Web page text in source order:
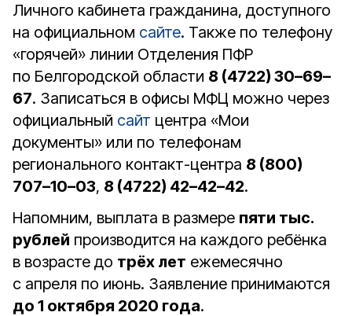
Личного кабинета гражданина, доступного
на официальном сайте. Также по телефону
«горячей» линии Отделения ПФР
по Белгородской области 8 (4722) 30–69–
67. Записаться в офисы МФЦ можно через
официальный сайт центра «Мои
документы» или по телефонам
регионального контакт-центра 8 (800)
707–10–03, 8 (4722) 42–42–42.
Напомним, выплата в размере пяти тыс.
рублей производится на каждого ребёнка
в возрасте до трёх лет ежемесячно
с апреля по июнь. Заявление принимаются
до 1 октября 2020 года.